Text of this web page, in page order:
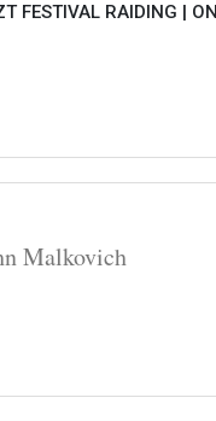
FESTIVAL RAIDING | ON
Malkovich